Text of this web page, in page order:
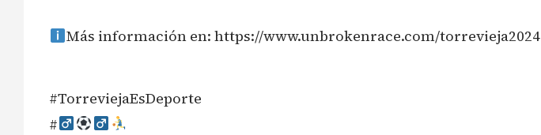
Más información en: https://www.unbrokenrace.com/torrevieja2024
#TorreviejaEsDeporte
#‍